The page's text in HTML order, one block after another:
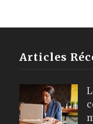
Articles